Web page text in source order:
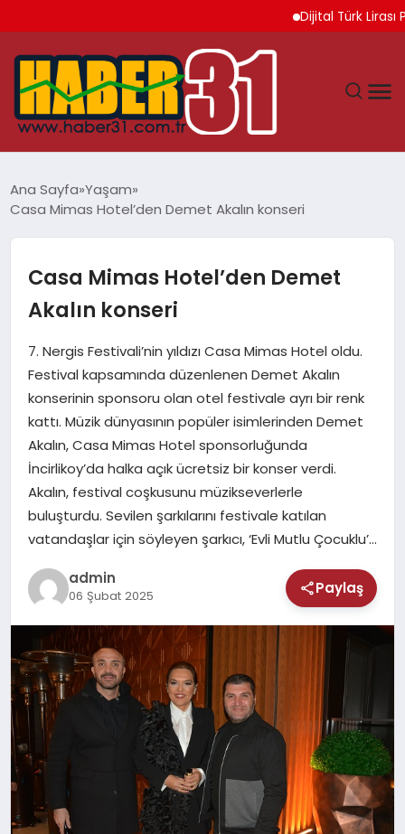
Dijital Türk Lirası
YAŞAM
EKONOMI
GÜNDEM
MAGAZIN
SAĞLIK
TEKNOLOJI
Ana Sayfa Yaşam
Casa Mimas Hotel’den Demet Akalın konseri
Casa Mimas Hotel’den Demet
Akalın konseri
7. Nergis Festivali’nin yıldızı Casa Mimas Hotel oldu.
Festival kapsamında düzenlenen Demet Akalın
konserinin sponsoru olan otel festivale ayrı bir renk
kattı. Müzik dünyasının popüler isimlerinden Demet
Akalın, Casa Mimas Hotel sponsorluğunda
İncirlikoy’da halka açık ücretsiz bir konser verdi.
Akalın, festival coşkusunu müzikseverlerle
buluşturdu. Sevilen şarkılarını festivale katılan
vatandaşlar için söyleyen şarkıcı, ‘Evli Mutlu Çocuklu’…
admin
06 Şubat 2025 Paylaş